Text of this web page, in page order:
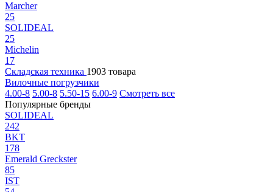
Marcher
25
SOLIDEAL
25
Michelin
17
Складская техника 1903 товара
Вилочные погрузчики
4.00-8 5.00-8 5.50-15 6.00-9 Смотреть все
Популярные бренды
SOLIDEAL
242
BKT
178
Emerald Greckster
85
IST